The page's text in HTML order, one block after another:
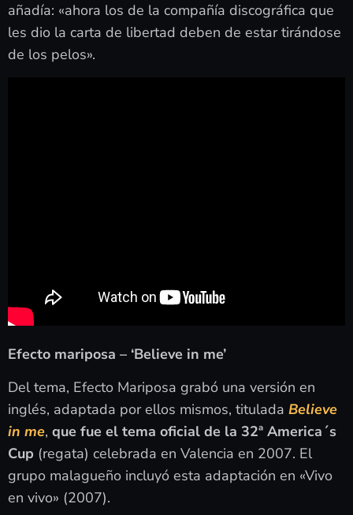
añadía: «ahora los de la compañía discográfica que
les dio la carta de libertad deben de estar tirándose
de los pelos».
Efecto mariposa – ‘Believe in me’
Del tema, Efecto Mariposa grabó una versión en
inglés, adaptada por ellos mismos, titulada Believe
in me, que fue el tema oficial de la 32ª America´s
Cup (regata) celebrada en Valencia en 2007. El
grupo malagueño incluyó esta adaptación en «Vivo
en vivo» (2007).